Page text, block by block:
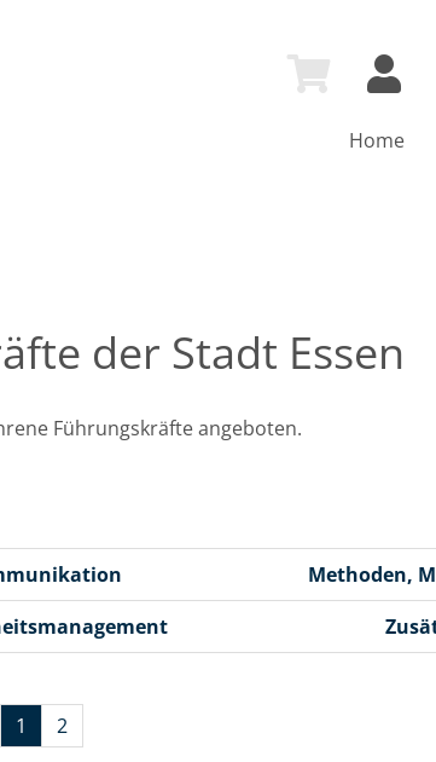
Home
der Stadt Essen
Führungskräfte angeboten.
Methoden,
1 2